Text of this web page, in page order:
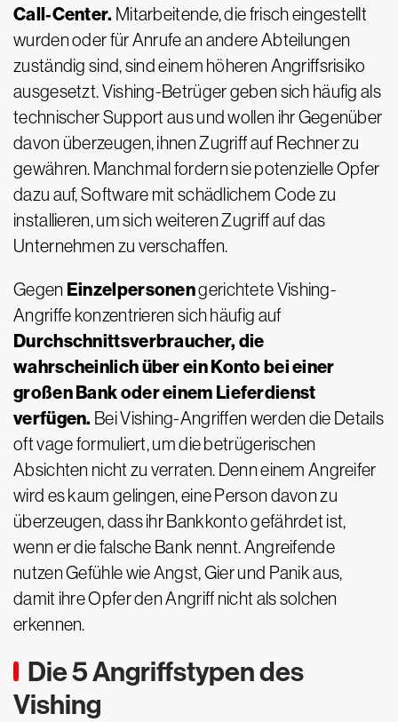
Call‑Center. Mitarbeitende, die frisch eingestellt
wurden oder für Anrufe an andere Abteilungen
zuständig sind, sind einem höheren Angriffsrisiko
ausgesetzt. Vishing-Betrüger geben sich häufig als
technischer Support aus und wollen ihr Gegenüber
davon überzeugen, ihnen Zugriff auf Rechner zu
gewähren. Manchmal fordern sie potenzielle Opfer
dazu auf, Software mit schädlichem Code zu
installieren, um sich weiteren Zugriff auf das
Unternehmen zu verschaffen.
Gegen Einzelpersonengerichtete Vishing-
Angriffe konzentrieren sich häufig auf
Durchschnittsverbraucher, die
wahrscheinlich über ein Konto bei einer
großen Bank oder einem Lieferdienst
verfügen. Bei Vishing-Angriffen werden die Details
oft vage formuliert, um die betrügerischen
Absichten nicht zu verraten. Denn einem Angreifer
wird es kaum gelingen, eine Person davon zu
überzeugen, dass ihr Bankkonto gefährdet ist,
wenn er die falsche Bank nennt. Angreifende
nutzen Gefühle wie Angst, Gier und Panik aus,
damit ihre Opfer den Angriff nicht als solchen
erkennen.
Die 5 Angriffstypen des
Vishing